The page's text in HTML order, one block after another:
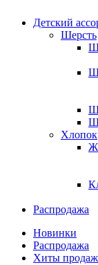
Детский
Шерсть
Хлопок
Распродажа
Новинки
Распродажа
Хиты продаж